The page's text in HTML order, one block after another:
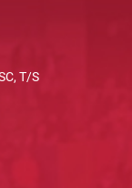
T/S